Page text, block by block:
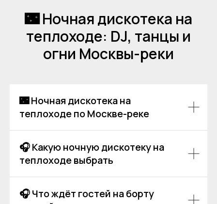
🌃 Ночная дискотека на
теплоходе: DJ, танцы и
огни Москвы-реки
🌃 Ночная дискотека на
теплоходе по Москве-реке
🎧 Какую ночную дискотеку на
теплоходе выбрать
🎧 Что ждёт гостей на борту
Аренда теплоходов
Контакты